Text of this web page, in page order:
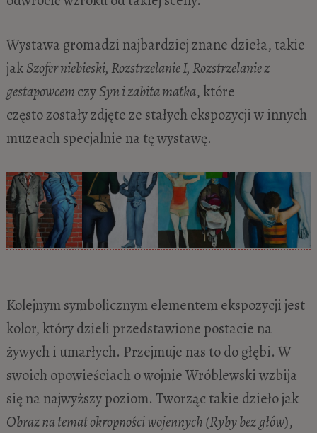
Wystawa gromadzi najbardziej znane dzieła, takie
jakSzofer niebieski, Rozstrzelanie I, Rozstrzelanie z
gestapowcemczySyn i zabita matka, które
często zostały zdjęte ze stałych ekspozycji w innych
muzeach specjalnie na tę wystawę.
Kolejnym symbolicznym elementem ekspozycji jest
kolor, który dzieli przedstawione postacie na
żywych i umarłych. Przejmuje nas to do głębi. W
swoich opowieściach o wojnie Wróblewski wzbija
się na najwyższy poziom. Tworząc takie dzieło jak
Obraz na temat okropności wojennych (Ryby bezgłów),